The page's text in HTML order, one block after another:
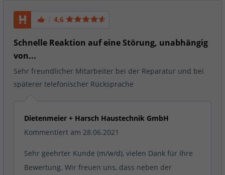
4,6
Schnelle Reaktion auf eine Störung, unabhängig
von...
Sehr freundlicher Mitarbeiter bei der Reparatur und bei
späterer telefonischer Rücksprache
Dietenmeier + Harsch Haustechnik GmbH
Kommentiert am 28.06.2021
Sehr geehrter Kunde (m/w/d), vielen Dank für Ihre
Bewertung. Wir freuen uns, dass neben der